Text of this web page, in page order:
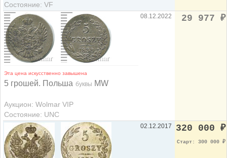
Состояние: VF
Эта цена искусственно завышена
5 грошей. Польша буквы MW
Аукцион: Wolmar VIP
Состояние: UNC
08.12.2022 29 977 ₽
02.12.2017 320 000 ₽
Старт: 300 000 ₽